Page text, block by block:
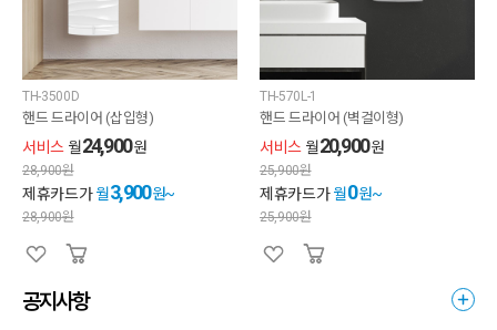
TH-3500D
핸드 드라이어 (삽입형)
서비스 월24,900원
28,900원
제휴카드가 월3,900원~
28,900원
TH-570L-1
핸드 드라이어 (벽걸이형)
서비스 월20,900원
25,900원
제휴카드가 월0원~
25,900원
공지사항